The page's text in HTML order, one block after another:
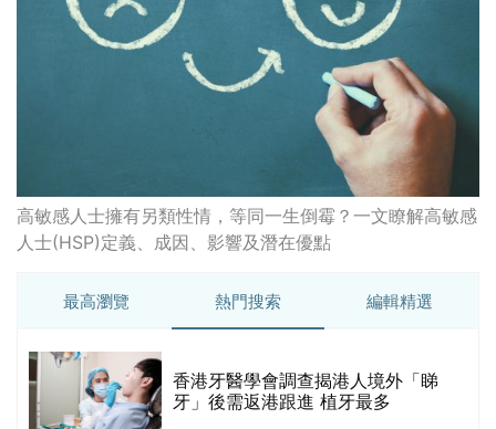
高敏感人士擁有另類性情，等同一生倒霉？一文瞭解高敏感
人士(HSP)定義、成因、影響及潛在優點
最高瀏覽 熱門搜索 編輯精選
香港牙醫學會調查揭港人境外「睇
牙」後需返港跟進 植牙最多